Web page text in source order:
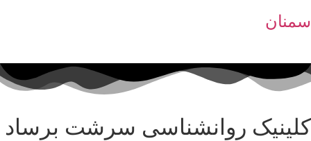
سمنان
کلینیک روانشناسی سرشت برساد